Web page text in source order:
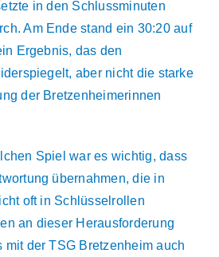
in den Schlussminuten
Am Ende stand ein 30:20 auf
Ergebnis, das den
aber nicht die starke
der Bretzenheimerinnen
Spiel war es wichtig, dass
übernahmen, die in
oft in Schlüsselrollen
an dieser Herausforderung
mit der TSG Bretzenheim auch